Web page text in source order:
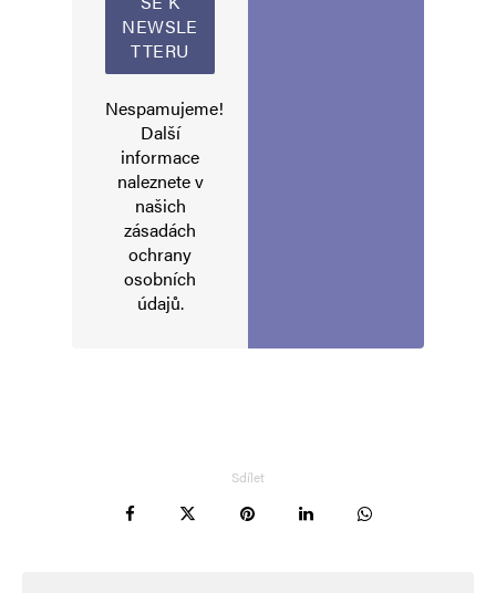
Uložit do prohlížeče jméno, e-mail a webovou stránku pro budoucí
Informujte mě o nových komentářích e-mailem.
Informujte mě o nových příspěvcích e-mailem.
Alternative:
Nespamujeme!
Další
informace
naleznete v
našich
zásadách
ochrany
osobních
údajů.
Sdílet